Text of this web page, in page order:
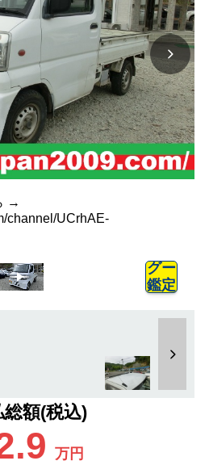
→
channel/UCrhAE-
グー
鑑定
総額(税込)
万円